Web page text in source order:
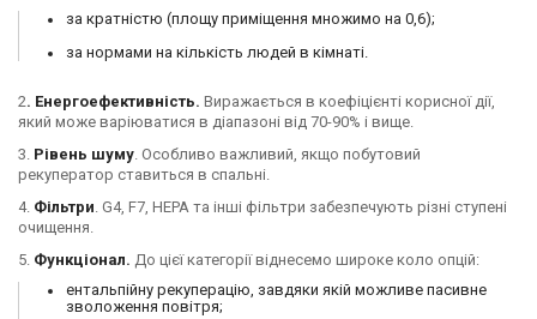
за кратністю (площу приміщення множимо на 0,6);
за нормами на кількість людей в кімнаті.
2. Енергоефективність. Виражається в коефіцієнті корисної дії,
який може варіюватися в діапазоні від 70-90% і вище.
3. Рівень шуму. Особливо важливий, якщо побутовий
рекуператор ставиться в спальні.
4. Фільтри. G4, F7, HEPA та інші фільтри забезпечують різні ступені
очищення.
5. Функціонал. До цієї категорії віднесемо широке коло опцій:
ентальпійну рекуперацію, завдяки якій можливе пасивне
зволоження повітря;